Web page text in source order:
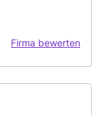
Firma bewerten